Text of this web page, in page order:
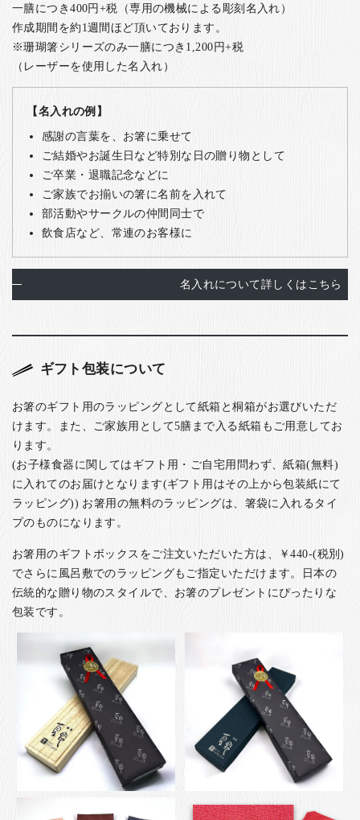
一膳につき400円+税（専用の機械による彫刻名入れ）
作成期間を約1週間ほど頂いております。
※珊瑚箸シリーズのみ一膳につき1,200円+税
（レーザーを使用した名入れ）
【名入れの例】
感謝の言葉を、お箸に乗せて
ご結婚やお誕生日など特別な日の贈り物として
ご卒業・退職記念などに
ご家族でお揃いの箸に名前を入れて
部活動やサークルの仲間同士で
飲食店など、常連のお客様に
名入れについて詳しくはこちら
ギフト包装について
お箸のギフト用のラッピングとして紙箱と桐箱がお選びいただ
けます。また、ご家族用として5膳まで入る紙箱もご用意してお
ります。
(お子様食器に関してはギフト用・ご自宅用問わず、紙箱(無料)
に入れてのお届けとなります(ギフト用はその上から包装紙にて
ラッピング)) お箸用の無料のラッピングは、箸袋に入れるタイ
プのものになります。
お箸用のギフトボックスをご注文いただいた方は、￥440-(税別)
でさらに風呂敷でのラッピングもご指定いただけます。日本の
伝統的な贈り物のスタイルで、お箸のプレゼントにぴったりな
包装です。